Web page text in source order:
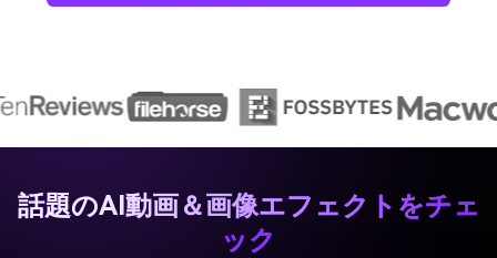
話題のAI動画＆画像エフェクトをチェ
ック